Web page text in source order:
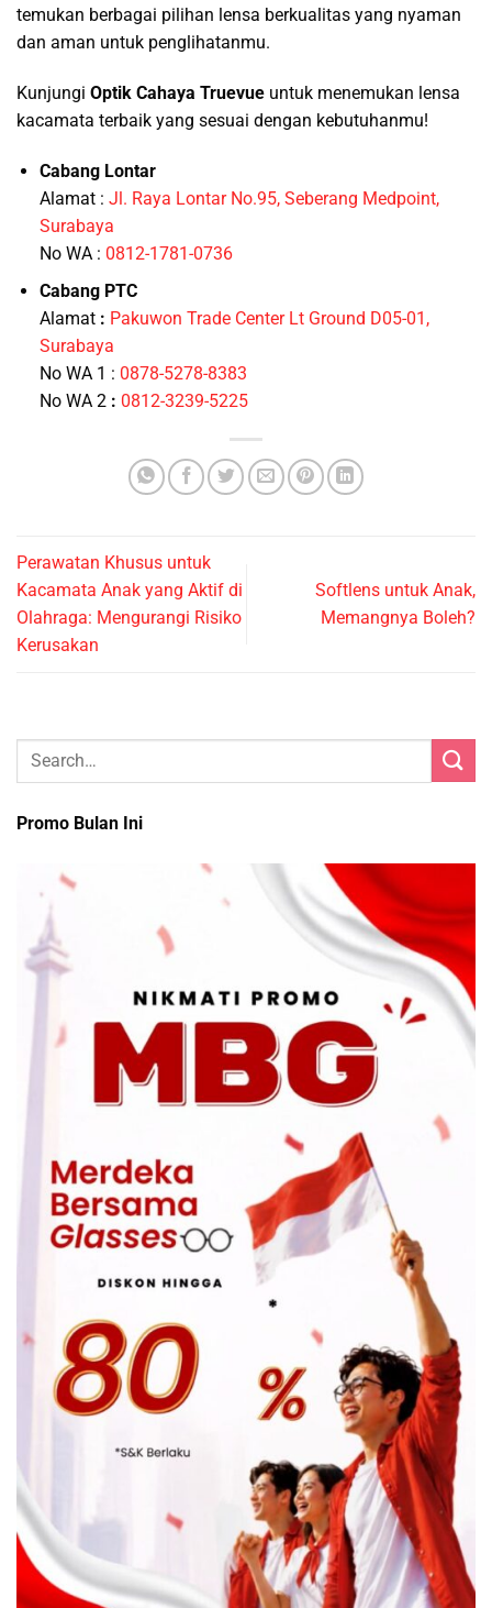
temukan berbagai pilihan lensa berkualitas yang nyaman
dan aman untuk penglihatanmu.
Kunjungi Optik Cahaya Truevue untuk menemukan lensa
kacamata terbaik yang sesuai dengan kebutuhanmu!
Cabang Lontar
Alamat : Jl. Raya Lontar No.95, Seberang Medpoint,
Surabaya
No WA : 0812-1781-0736
Cabang PTC
Alamat : Pakuwon Trade Center Lt Ground D05-01,
Surabaya
No WA 1 : 0878-5278-8383
No WA 2 : 0812-3239-5225
Perawatan Khusus untuk
Kacamata Anak yang Aktif di
Olahraga: Mengurangi Risiko
Kerusakan
Softlens untuk Anak,
Memangnya Boleh?
Promo Bulan Ini